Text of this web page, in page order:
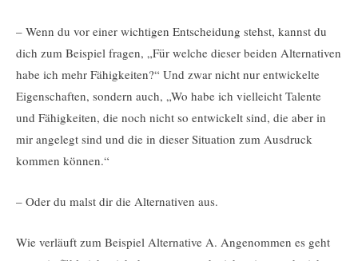
– Wenn du vor einer wichtigen Entscheidung stehst, kannst du
dich zum Beispiel fragen, „Für welche dieser beiden Alternativen
habe ich mehr Fähigkeiten?“ Und zwar nicht nur entwickelte
Eigenschaften, sondern auch, „Wo habe ich vielleicht Talente
und Fähigkeiten, die noch nicht so entwickelt sind, die aber in
mir angelegt sind und die in dieser Situation zum Ausdruck
kommen können.“
– Oder du malst dir die Alternativen aus.
Wie verläuft zum Beispiel Alternative A. Angenommen es geht